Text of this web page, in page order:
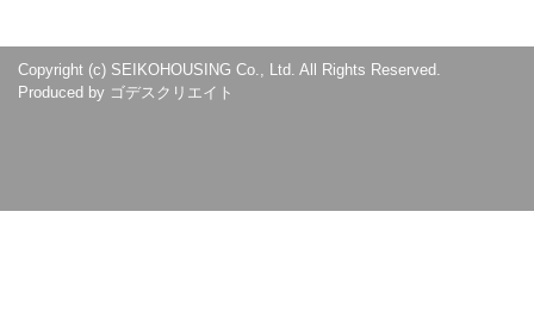
Copyright (c) SEIKOHOUSING Co., Ltd. All Rights Reserved.
Produced by ゴデスクリエイト